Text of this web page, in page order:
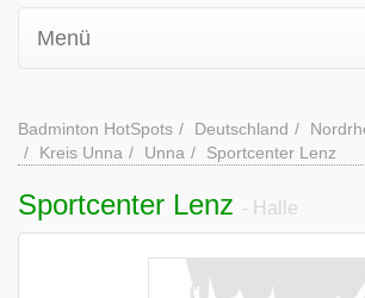
Menü
Badminton HotSpots Deutschland
Kreis Unna
Unna Sportcenter Lenz
Sportcenter Lenz - Halle